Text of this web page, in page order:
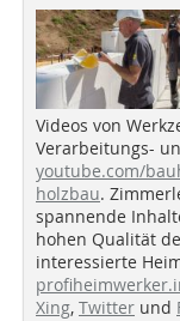
Videos von
Verarbeitungs-
youtube.com/
holzbau.
spannende
hohen Qualität
interessierte
Xing, Twitter und